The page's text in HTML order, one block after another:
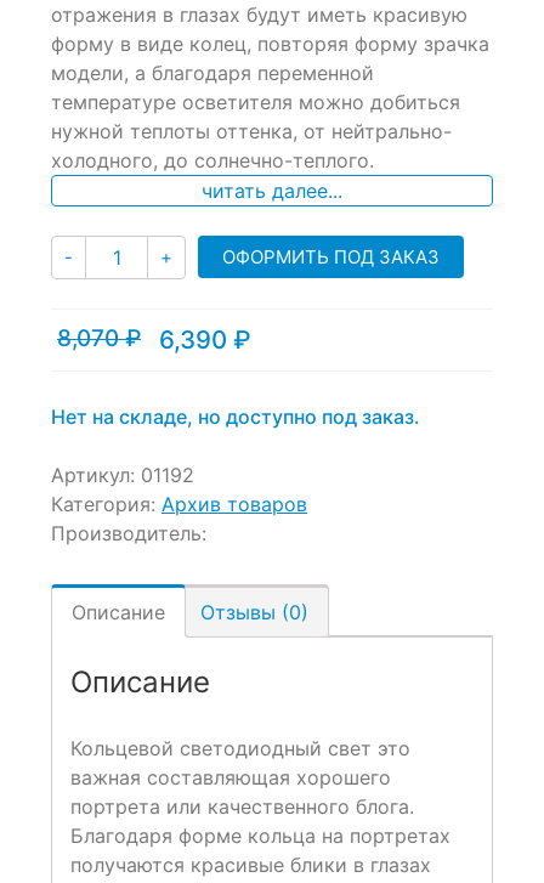
ratings
отражения в глазах будут иметь красивую
форму в виде колец, повторяя форму зрачка
модели, а благодаря переменной
температуре осветителя можно добиться
нужной теплоты оттенка, от нейтрально-
холодного, до солнечно-теплого.
читать далее...
- Количество
+ ОФОРМИТЬ ПОД ЗАКАЗ
8,070₽
Первоначальная
8,070 ₽.
6,390 ₽
Текущая
Нет на складе, но доступно под заказ.
Артикул: 01192
Категория: Архив товаров
Производитель:
Описание Отзывы (0)
Описание
Кольцевой светодиодный свет это
важная составляющая хорошего
портрета или качественного блога.
Благодаря форме кольца на портретах
получаются красивые блики в глазах